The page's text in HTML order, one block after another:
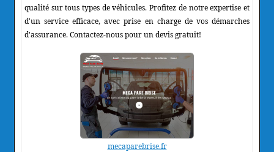
qualité sur tous types de véhicules. Profitez de notre expertise et
d'un service efficace, avec prise en charge de vos démarches
d'assurance. Contactez-nous pour un devis gratuit!
mecaparebrise.fr